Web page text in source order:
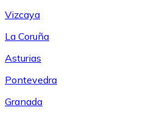
Vizcaya
La Coruña
Asturias
Pontevedra
Granada